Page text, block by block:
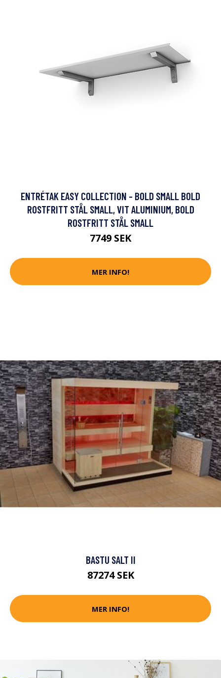
ENTRÉTAK EASY COLLECTION - BOLD SMALL BOLD
ROSTFRITT STÅL SMALL, VIT ALUMINIUM, BOLD
ROSTFRITT STÅL SMALL
7749 SEK
MER INFO!
BASTU SALT II
87274 SEK
MER INFO!